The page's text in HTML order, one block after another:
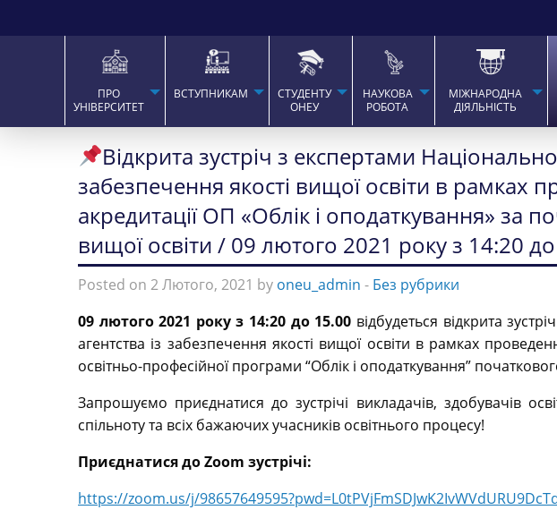
ПРО
УНІВЕРСИТЕТ
ВСТУПНИКАМ
СТУДЕНТУ
ОНЕУ
НАУКОВА
РОБОТА
МІЖНАРОДНА
ДІЯЛЬНІСТЬ
Відкрита зустріч з експертами
забезпечення якості вищої освіти в рамках
акредитації ОП «Облік і оподаткування» за
вищої освіти / 09 лютого 2021 року з 14:20
Posted on 2 Лютого, 2021 by oneu_admin - Без рубрики
09 лютого 2021 року з 14:20 до 15.00 відбудеться відкрита
агентства із забезпечення якості вищої освіти в рамках
освітньо-професійної програми “Облік і оподаткування”
Запрошуємо приєднатися до зустрічі викладачів, здобувачів
спільноту та всіх бажаючих учасників освітнього процесу!
Приєднатися до Zoom зустрічі:
https://zoom.us/j/